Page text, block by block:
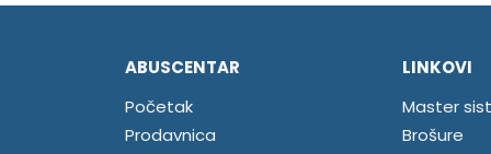
ABUSCENTAR
Početak
Prodavnica
LINKOVI
Master
Brošure